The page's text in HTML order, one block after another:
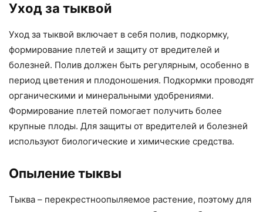
Уход за тыквой
Уход за тыквой включает в себя полив, подкормку,
формирование плетей и защиту от вредителей и
болезней. Полив должен быть регулярным, особенно в
период цветения и плодоношения. Подкормки проводят
органическими и минеральными удобрениями.
Формирование плетей помогает получить более
крупные плоды. Для защиты от вредителей и болезней
используют биологические и химические средства.
Опыление тыквы
Тыква – перекрестноопыляемое растение, поэтому для